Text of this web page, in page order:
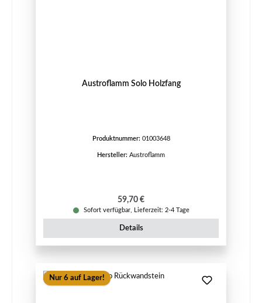
Austroflamm Solo Holzfang
Produktnummer: 01003648
Hersteller: Austroflamm
Regulärer Preis:
59,70 €
Sofort verfügbar, Lieferzeit: 2-4 Tage
Details
Nur 6 auf Lager!